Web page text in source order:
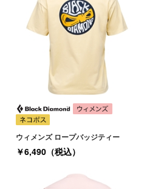
ウィメンズ ロープバッジティー
￥6,490（税込）